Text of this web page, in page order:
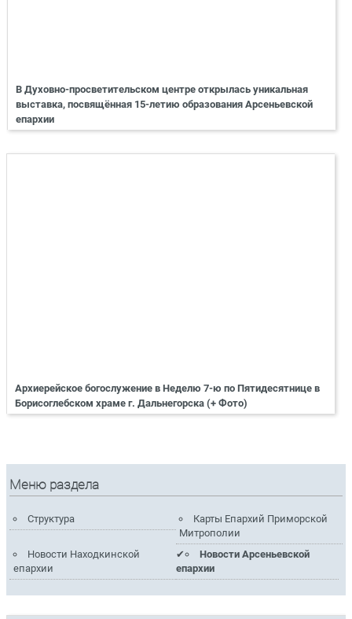
В Духовно-просветительском центре открылась уникальная
выставка, посвящённая 15-летию образования Арсеньевской
епархии
Архиерейское богослужение в Неделю 7-ю по Пятидесятнице в
Борисоглебском храме г. Дальнегорска (+ Фото)
Меню раздела
Структура
Карты Епархий Приморской
Митрополии
Новости Находкинской
епархии
Новости Арсеньевской
епархии